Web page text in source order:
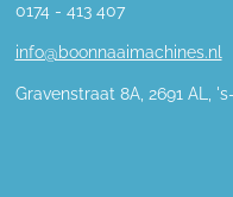
0174 - 413 407
info@boonnaaimachines.nl
Gravenstraat 8A, 2691 AL, 's-